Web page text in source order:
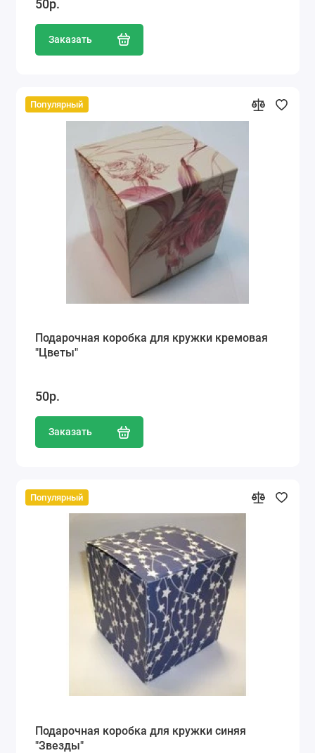
50р.
Заказать
Популярный
Подарочная коробка для кружки кремовая
"Цветы"
50р.
Заказать
Популярный
Подарочная коробка для кружки синяя
"Звезды"